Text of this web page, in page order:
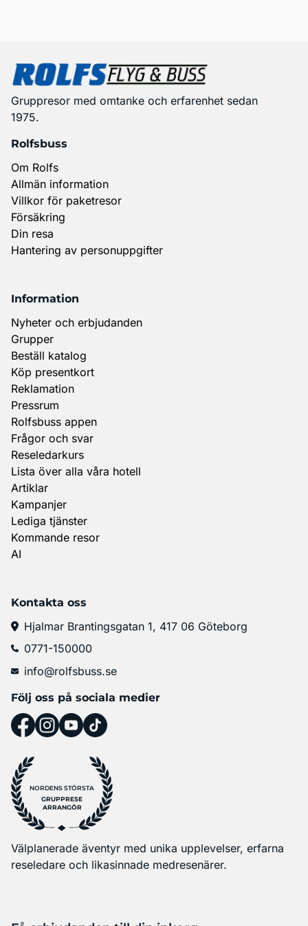
Gruppresor med omtanke och erfarenhet sedan
1975.
Rolfsbuss
Om Rolfs
Allmän information
Villkor för paketresor
Försäkring
Din resa
Hantering av personuppgifter
Information
Nyheter och erbjudanden
Grupper
Beställ katalog
Köp presentkort
Reklamation
Pressrum
Rolfsbuss appen
Frågor och svar
Reseledarkurs
Lista över alla våra hotell
Artiklar
Kampanjer
Lediga tjänster
Kommande resor
AI
Kontakta oss
Hjalmar Brantingsgatan 1, 417 06 Göteborg
0771-150000
info@rolfsbuss.se
Följ oss på sociala medier
NORDENS STÖRSTA
GRUPPRESE
ARRANGÖR
Välplanerade äventyr med unika upplevelser, erfarna
reseledare och likasinnade medresenärer.